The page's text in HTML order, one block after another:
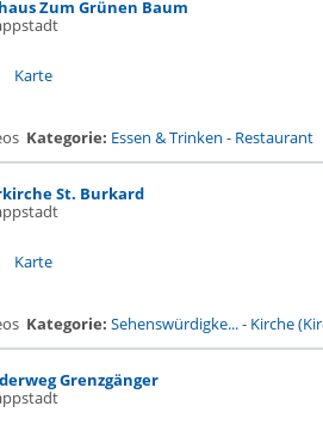
Zum Grünen Baum
Karte
Kategorie: Essen & Trinken - Restaurant
St. Burkard
Karte
Kategorie: Sehenswürdigke...- Kirche
Grenzgänger